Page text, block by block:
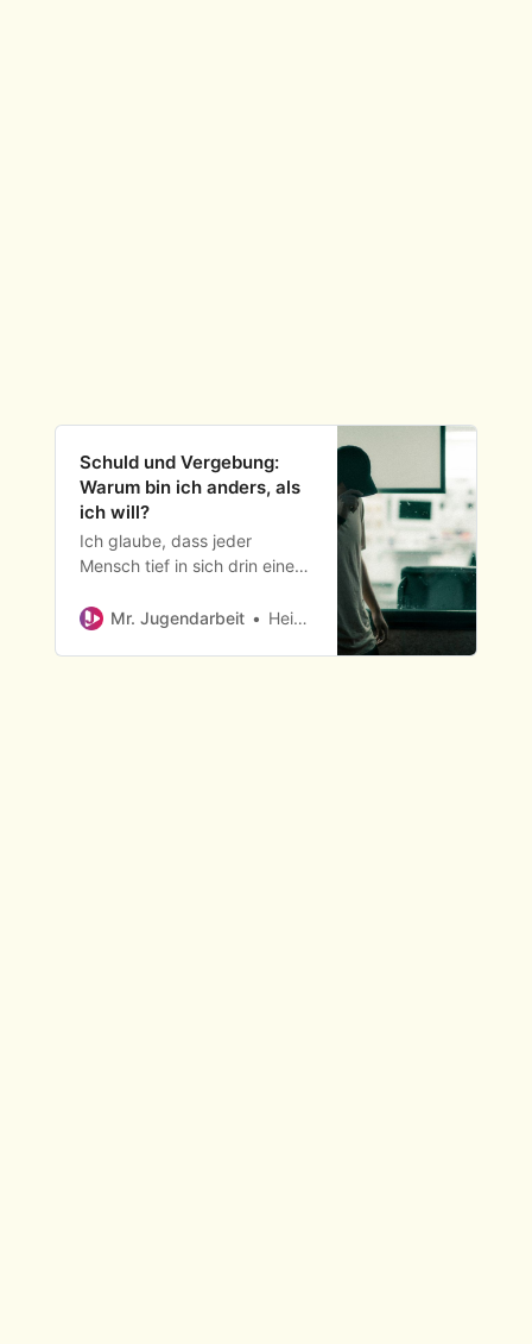
Schuld und Vergebung:
Warum bin ich anders, als
ich will?
Ich glaube, dass jeder
Mensch tief in sich drin eine
geliebt zu werden.
Mr. Jugendarbeit Heiko Metz